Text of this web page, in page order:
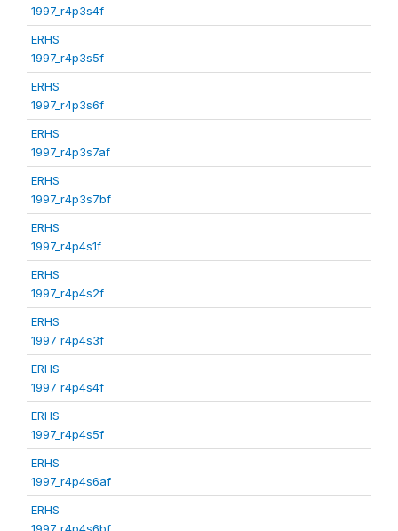
1997_r4p3s4f
ERHS
1997_r4p3s5f
ERHS
1997_r4p3s6f
ERHS
1997_r4p3s7af
ERHS
1997_r4p3s7bf
ERHS
1997_r4p4s1f
ERHS
1997_r4p4s2f
ERHS
1997_r4p4s3f
ERHS
1997_r4p4s4f
ERHS
1997_r4p4s5f
ERHS
1997_r4p4s6af
ERHS
1997_r4p4s6bf